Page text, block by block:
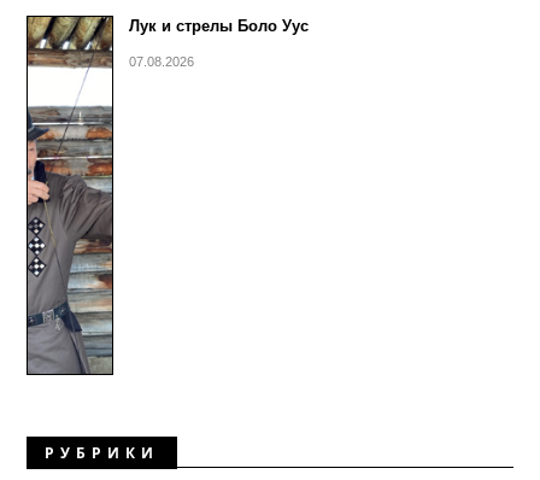
Лук и стрелы Боло Уус
07.08.2026
РУБРИКИ